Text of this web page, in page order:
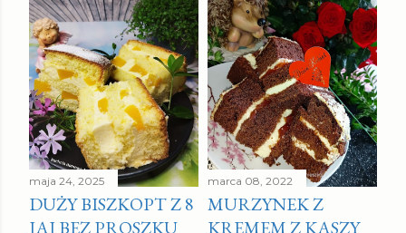
ś
l
i
j
k
o
m
e
n
t
maja 24, 2025
DUŻY BISZKOPT Z 8
JAJ BEZ PROSZKU
marca 08, 2022
MURZYNEK Z
KREMEM Z KASZY